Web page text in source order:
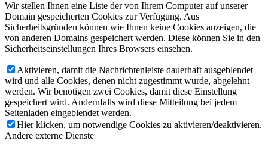
Wir stellen Ihnen eine Liste der von Ihrem Computer auf unserer
Domain gespeicherten Cookies zur Verfügung. Aus
Sicherheitsgründen können wie Ihnen keine Cookies anzeigen, die
von anderen Domains gespeichert werden. Diese können Sie in den
Sicherheitseinstellungen Ihres Browsers einsehen.
Aktivieren, damit die Nachrichtenleiste dauerhaft ausgeblendet
wird und alle Cookies, denen nicht zugestimmt wurde, abgelehnt
werden. Wir benötigen zwei Cookies, damit diese Einstellung
gespeichert wird. Andernfalls wird diese Mitteilung bei jedem
Seitenladen eingeblendet werden.
Hier klicken, um notwendige Cookies zu aktivieren/deaktivieren.
Andere externe Dienste